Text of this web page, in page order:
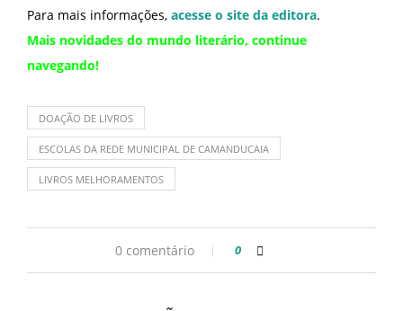
Para mais informações, acesse o site da editora.
Mais novidades do mundo literário, continue
navegando!
DOAÇÃO DE LIVROS
ESCOLAS DA REDE MUNICIPAL DE CAMANDUCAIA
LIVROS MELHORAMENTOS
0 comentário 0